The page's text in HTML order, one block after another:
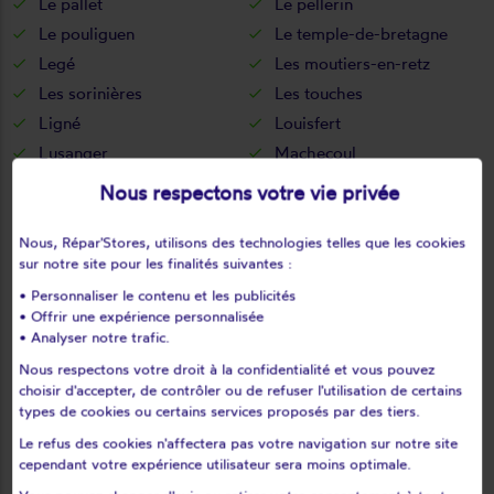
Le pouliguen
Le temple-de-bretagne
Legé
Les moutiers-en-retz
Les sorinières
Les touches
Ligné
Louisfert
Lusanger
Machecoul
Maisdon-sur-sèvre
Malville
Mauves-sur-loire
Mésanger
Mesquer
Missillac
Moisdon-la-rivière
Monnières
Montbert
Montrelais
Mouais
Mouzeil
Mouzillon
Nantes
Nort-sur-erdre
Notre-dame-des-landes
Noyal-sur-brutz
Nous respectons votre vie privée
Nous, Répar'Stores, utilisons des technologies telles que les cookies
sur notre site pour les finalités suivantes :
• Personnaliser le contenu et les publicités
• Offrir une expérience personnalisée
• Analyser notre trafic.
Nous respectons votre droit à la confidentialité et vous pouvez
choisir d'accepter, de contrôler ou de refuser l'utilisation de certains
types de cookies ou certains services proposés par des tiers.
Le refus des cookies n'affectera pas votre navigation sur notre site
cependant votre expérience utilisateur sera moins optimale.